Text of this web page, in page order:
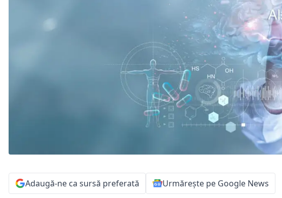
Adaugă-ne ca sursă preferată Urmărește pe Google News